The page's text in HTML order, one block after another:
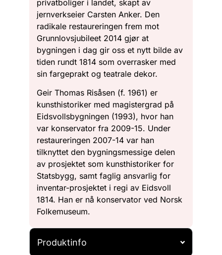
privatboliger i landet, skapt av
jernverkseier Carsten Anker. Den
radikale restaureringen frem mot
Grunnlovsjubileet 2014 gjør at
bygningen i dag gir oss et nytt bilde av
tiden rundt 1814 som overrasker med
sin fargeprakt og teatrale dekor.
Geir Thomas Risåsen (f. 1961) er
kunsthistoriker med magistergrad på
Eidsvollsbygningen (1993), hvor han
var konservator fra 2009-15. Under
restaureringen 2007-14 var han
tilknyttet den bygningsmessige delen
av prosjektet som kunsthistoriker for
Statsbygg, samt faglig ansvarlig for
inventar-prosjektet i regi av Eidsvoll
1814. Han er nå konservator ved Norsk
Folkemuseum.
Produktinfo